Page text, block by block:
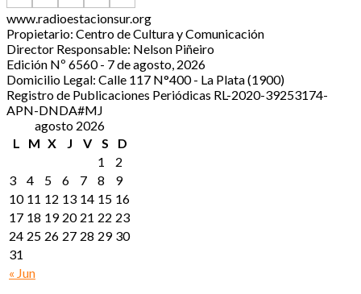
www.radioestacionsur.org
Propietario: Centro de Cultura y Comunicación
Director Responsable: Nelson Piñeiro
Edición Nº 6560 - 7 de agosto, 2026
Domicilio Legal: Calle 117 N°400 - La Plata (1900)
Registro de Publicaciones Periódicas RL-2020-39253174-
APN-DNDA#MJ
agosto 2026
L
M X J V S D
« Jun
1
2
3
4 5 6 7 8
9
10 11 12 13 14 15 16
17 18 19 20 21 22 23
24 25 26 27 28 29 30
31